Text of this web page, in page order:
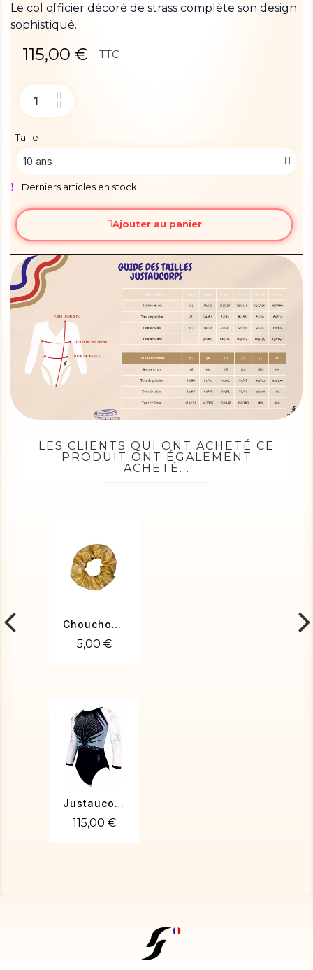
Le col officier décoré de strass complète son design
sophistiqué.
115,00 € TTC
Taille
Derniers articles en stock
Ajouter au panier
LES CLIENTS QUI ONT ACHETÉ CE
PRODUIT ONT ÉGALEMENT
ACHETÉ...
Chouchou poudré or
5,00 €
Justaucorps de gym Toscane-03
115,00 €